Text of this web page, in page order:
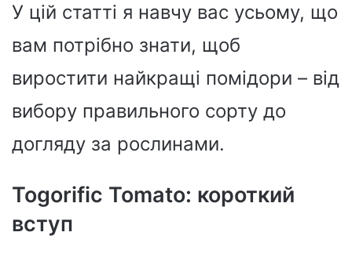
У цій статті я навчу вас усьому, що
вам потрібно знати, щоб
виростити найкращі помідори – від
вибору правильного сорту до
догляду за рослинами.
Togorific Tomato: короткий
вступ